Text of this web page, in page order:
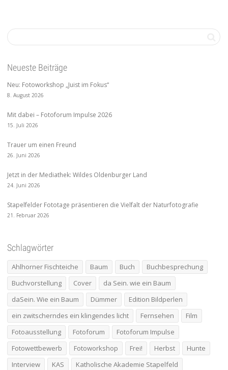
Neueste Beiträge
Neu: Fotoworkshop „Juist im Fokus“
8. August 2026
Mit dabei – Fotoforum Impulse 2026
15. Juli 2026
Trauer um einen Freund
26. Juni 2026
Jetzt in der Mediathek: Wildes Oldenburger Land
24. Juni 2026
Stapelfelder Fototage präsentieren die Vielfalt der Naturfotografie
21. Februar 2026
Schlagwörter
Ahlhorner Fischteiche Baum Buch
Buchbesprechung
Buchvorstellung
Cover
da Sein. wie ein Baum
daSein. Wie ein Baum
Dümmer
Edition Bildperlen
ein zwitscherndes ein klingendes licht
Fernsehen
Film
Fotoausstellung
Fotoforum
Fotoforum Impulse
Fotowettbewerb
Fotoworkshop Frei! Herbst
Hunte
Interview
KAS
Katholische Akademie Stapelfeld